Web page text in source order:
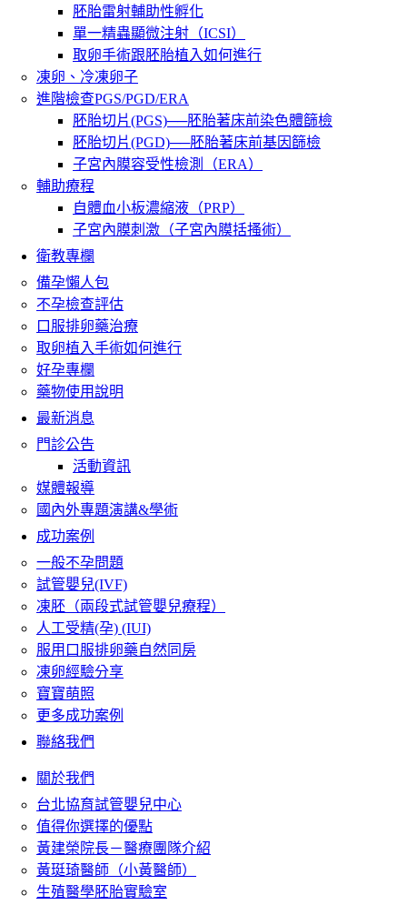
胚胎雷射輔助性孵化
單一精蟲顯微注射（ICSI）
取卵手術跟胚胎植入如何進行
凍卵、冷凍卵子
進階檢查PGS/PGD/ERA
胚胎切片(PGS)──胚胎著床前染色體篩檢
胚胎切片(PGD)──胚胎著床前基因篩檢
子宮內膜容受性檢測（ERA）
輔助療程
自體血小板濃縮液（PRP）
子宮內膜刺激（子宮內膜括搔術）
衛教專欄
備孕懶人包
不孕檢查評估
口服排卵藥治療
取卵植入手術如何進行
好孕專欄
藥物使用說明
最新消息
門診公告
活動資訊
媒體報導
國內外專題演講&學術
成功案例
一般不孕問題
試管嬰兒(IVF)
凍胚（兩段式試管嬰兒療程）
人工受精(孕) (IUI)
服用口服排卵藥自然同房
凍卵經驗分享
寶寶萌照
更多成功案例
聯絡我們
關於我們
台北協育試管嬰兒中心
值得你選擇的優點
黃建榮院長－醫療團隊介紹
黃珽琦醫師（小黃醫師）
生殖醫學胚胎實驗室